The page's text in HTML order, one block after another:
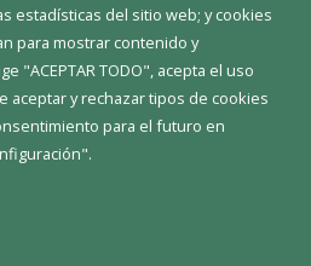
estadísticas del sitio web; y cookies
para mostrar contenido y
"ACEPTAR TODO", acepta el uso
aceptar y rechazar tipos de cookies
para el futuro en
MAPA WEB